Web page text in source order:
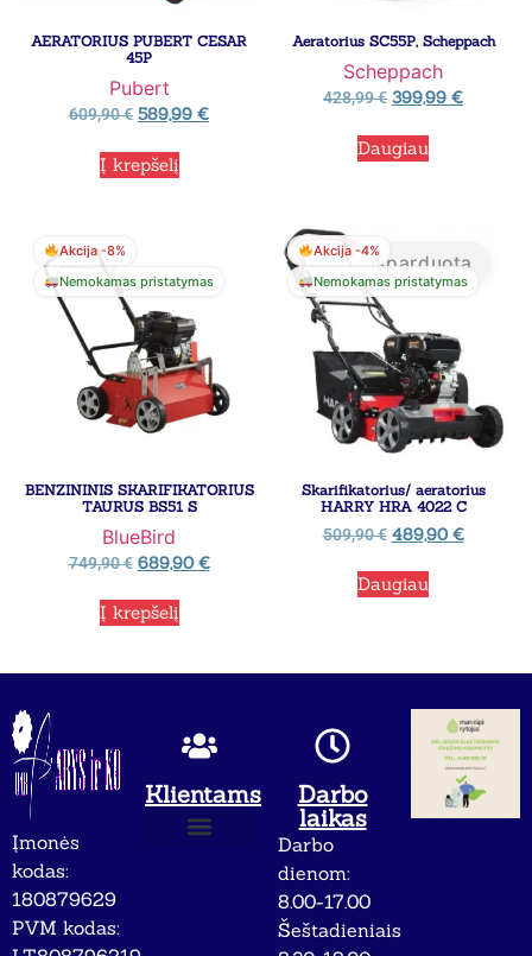
AERATORIUS PUBERT CESAR
45P
Pubert
609,90€ 589,99 €
Į krepšelį
Aeratorius SC55P, Scheppach
Scheppach
428,99€ 399,99 €
Daugiau
Akcija -8%
Nemokamas pristatymas
BENZININIS SKARIFIKATORIUS
TAURUS BS51 S
BlueBird
749,90€ 689,90€
Į krepšelį
Akcija -4%
Nemokamas pristatymas
Išparduota
Skarifikatorius/ aeratorius
HARRY HRA 4022 C
509,90€ 489,90€
Daugiau
Įmonės
kodas:
180879629
PVM kodas:
Klientams
Darbo
laikas
Darbo
dienom:
8.00-17.00
Šeštadieniais